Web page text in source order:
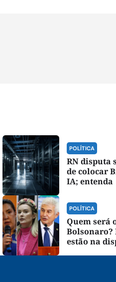
POLÍTICA
RN disputa
de colocar
IA; entenda
POLÍTICA
Quem será
Bolsonaro?
estão na